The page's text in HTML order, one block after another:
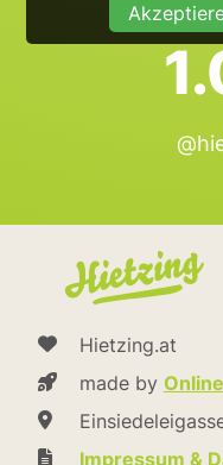
Hietzing.at
made by
Impressum &